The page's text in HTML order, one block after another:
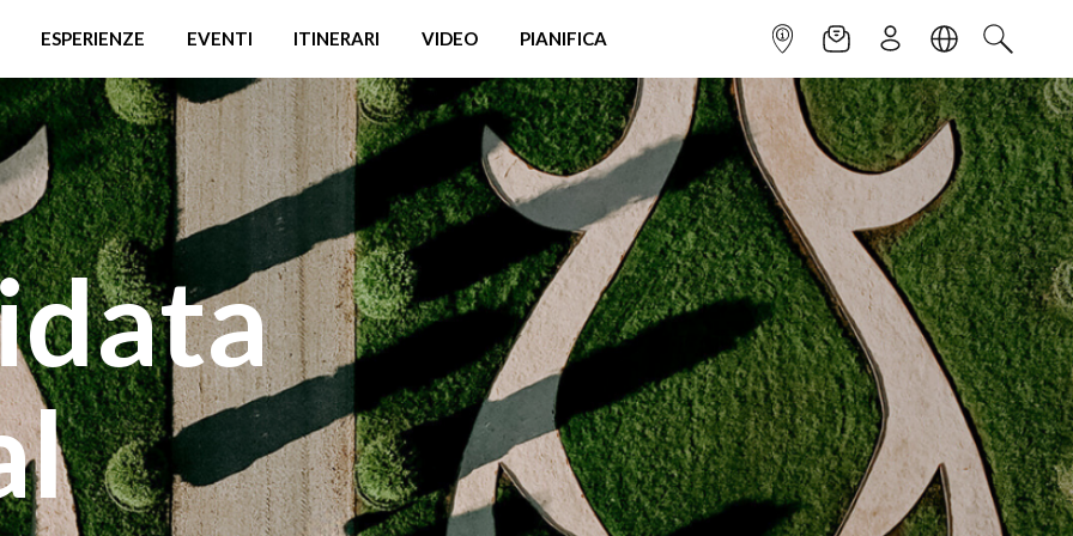
ESPERIENZE EVENTI ITINERARI VIDEO PIANIFICA INFOPOINTNEWSLETTER
ISCRIVITILINGUACERCA